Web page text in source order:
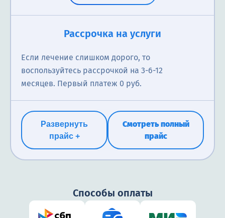
терапия, психотерапевтическая помощь, поддержка
специалистов и создание безопасной атмосферы
для восстановления психического здоровья.
1 850₽
Рассрочка на услуги
Если лечение слишком дорого, то
воспользуйтесь рассрочкой на 3-6-12
месяцев. Первый платеж 0 руб.
Развернуть
прайс +
Смотреть полный
прайс
Способы оплаты